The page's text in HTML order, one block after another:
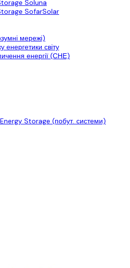
Soluna
SofarSolar
мережі)
енергетики світу
енергії (СНЕ)
Storage (побут. системи)